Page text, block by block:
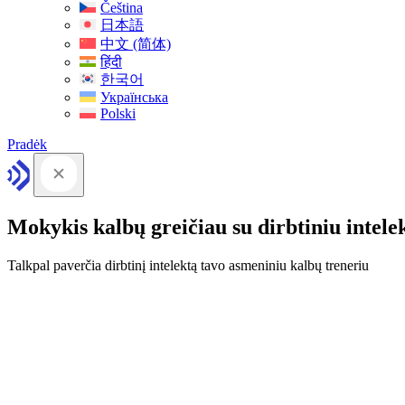
Čeština
日本語
中文 (简体)
हिंदी
한국어
Українська
Polski
Pradėk
Mokykis kalbų greičiau su dirbtiniu
Talkpal paverčia dirbtinį intelektą tavo asmeniniu kalbų treneriu